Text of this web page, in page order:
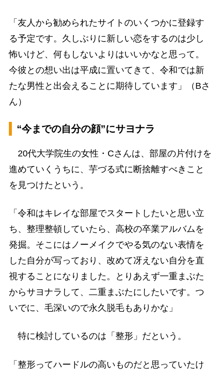
「友人から勧められたサイトのいくつかに登録す
る予定です。久しぶりに新しい恋をするのは少し
怖いけど、何もしないよりはいいかなと思って。
今彼との想い出は平成に置いてきて、令和では新
たな男性と出会えることに期待しています」（Bさ
ん）
“今までの自分の顔”にサヨナラ
20代大学院生の女性・Cさんは、部屋の片付けを
進めていくうちに、芋づる式に断捨離すべきこと
を見つけたという。
「令和はキレイな部屋でスタートしたいと思い立
ち、整理整頓していたら、高校の卒業アルバムを
発掘。そこにはノーメイクでやる気のない表情を
した自分が写っており、改めて冴えない自分を直
視することになりました。とりあえず一重まぶた
からサヨナラして、二重まぶたにしたいです。つ
いでに、毛深いので永久脱毛もありかな」
特に検討しているのは「整形」だという。
「整形ってハードルの高いものだと思っていたけ